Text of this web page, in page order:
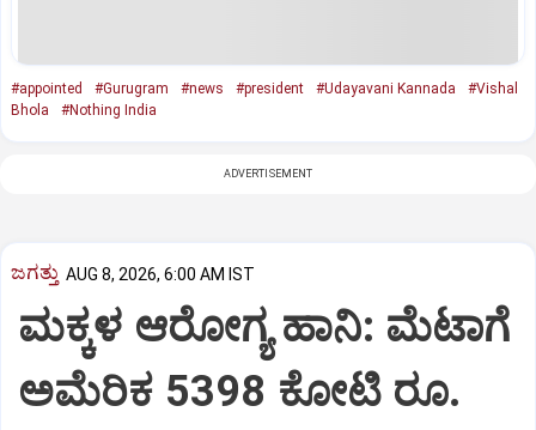
#appointed #Gurugram #news #president #Udayavani Kannada
#Vishal
Bhola
#Nothing India
ADVERTISEMENT
ಜಗತ್ತು AUG 8, 2026, 6:00 AM IST
ಮಕ್ಕಳ ಆರೋಗ್ಯ ಹಾನಿ: ಮೆಟಾಗೆ
ಅಮೆರಿಕ 5398 ಕೋಟಿ ರೂ.